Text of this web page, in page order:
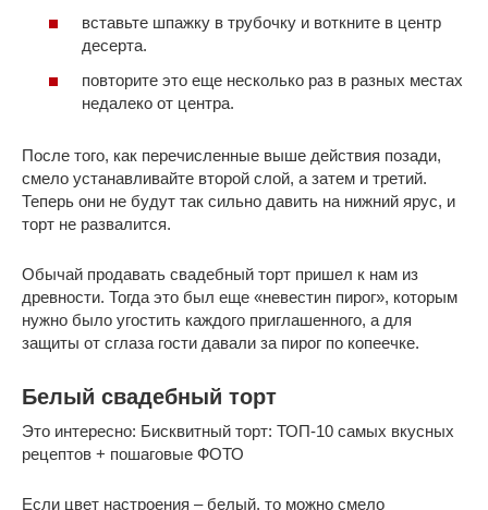
вставьте шпажку в трубочку и воткните в центр
десерта.
повторите это еще несколько раз в разных местах
недалеко от центра.
После того, как перечисленные выше действия позади,
смело устанавливайте второй слой, а затем и третий.
Теперь они не будут так сильно давить на нижний ярус, и
торт не развалится.
Обычай продавать свадебный торт пришел к нам из
древности. Тогда это был еще «невестин пирог», которым
нужно было угостить каждого приглашенного, а для
защиты от сглаза гости давали за пирог по копеечке.
Белый свадебный торт
Это интересно: Бисквитный торт: ТОП-10 самых вкусных
рецептов + пошаговые ФОТО
Если цвет настроения – белый, то можно смело